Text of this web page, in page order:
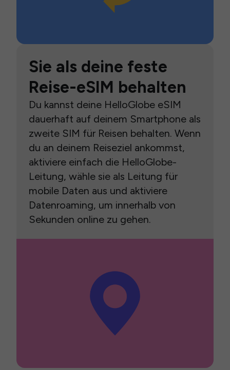
Sie als deine feste
Reise-eSIM behalten
Du kannst deine HelloGlobe eSIM
dauerhaft auf deinem Smartphone als
zweite SIM für Reisen behalten. Wenn
du an deinem Reiseziel ankommst,
aktiviere einfach die HelloGlobe-
Leitung, wähle sie als Leitung für
mobile Daten aus und aktiviere
Datenroaming, um innerhalb von
Sekunden online zu gehen.